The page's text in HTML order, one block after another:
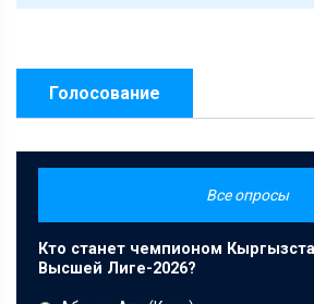
Голосование
Все опросы
Кто станет чемпионом
Высшей Лиге-2026?